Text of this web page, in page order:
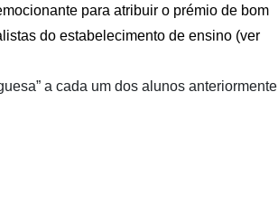
para atribuir o prémio de bom
do estabelecimento de ensino (ver
a cada um dos alunos anteriormente